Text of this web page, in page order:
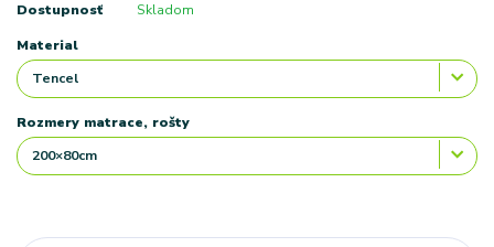
Dostupnosť Skladom
Material
Rozmery matrace, rošty